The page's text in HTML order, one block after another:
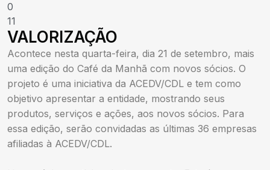
0
11
VALORIZAÇÃO
Acontece nesta quarta-feira, dia 21 de setembro, mais
uma edição do Café da Manhã com novos sócios. O
projeto é uma iniciativa da ACEDV/CDL e tem como
objetivo apresentar a entidade, mostrando seus
produtos, serviços e ações, aos novos sócios. Para
essa edição, serão convidadas as últimas 36 empresas
afiliadas à ACEDV/CDL.